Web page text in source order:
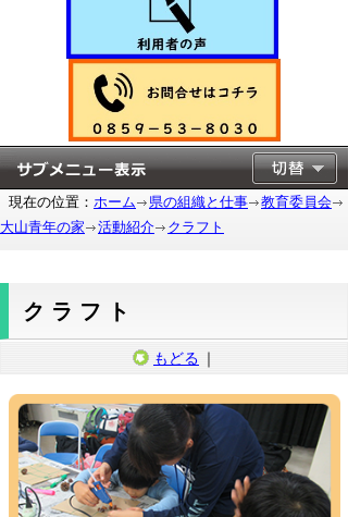
現在の位置： ホーム 県の組織と仕事
教育委員会
大山青年の家
活動紹介 クラフト
クラフト
もどる ｜